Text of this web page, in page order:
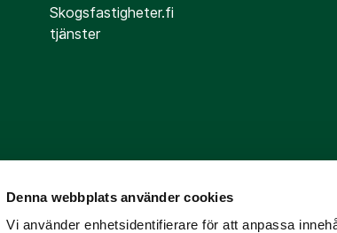
Denna webbplats använder cookies
Vi använder enhetsidentifierare för att anpassa
Skogsfastigheter.fi
tjänster